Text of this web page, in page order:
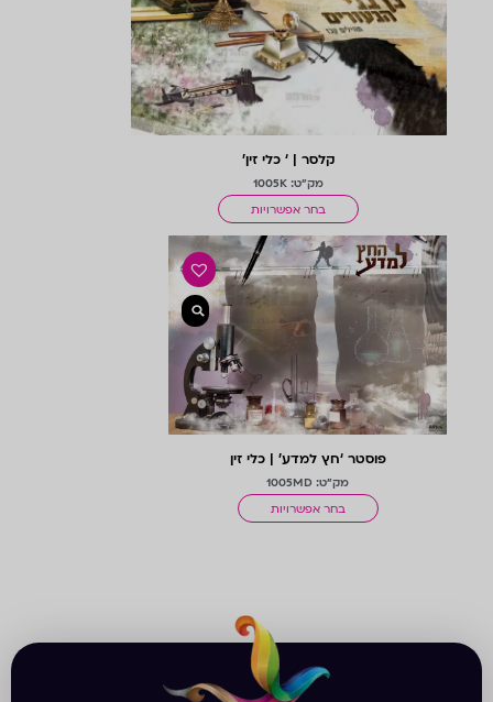
קלסר | ‘ כלי זין’
מק"ט: 1005K
בחר אפשרויות
פוסטר ‘חץ למדע’ | כלי זין
מק"ט: 1005MD
בחר אפשרויות